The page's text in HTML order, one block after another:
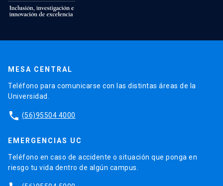
MESA CENTRAL
Teléfono para comunicarse con las distintas áreas de la
Universidad.
phone (56)95504 4000
EMERGENCIAS UC
Teléfono en caso de accidente o situación que ponga en
riesgo tu vida dentro de algún campus.